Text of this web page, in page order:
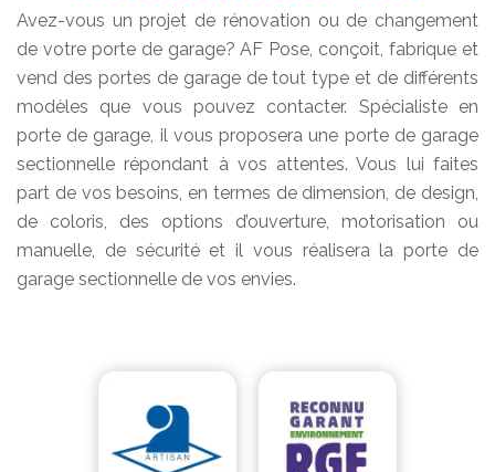
Avez-vous un projet de rénovation ou de changement
de votre porte de garage? AF Pose, conçoit, fabrique et
vend des portes de garage de tout type et de différents
modèles que vous pouvez contacter. Spécialiste en
porte de garage, il vous proposera une porte de garage
sectionnelle répondant à vos attentes. Vous lui faites
part de vos besoins, en termes de dimension, de design,
de coloris, des options d’ouverture, motorisation ou
manuelle, de sécurité et il vous réalisera la porte de
garage sectionnelle de vos envies.